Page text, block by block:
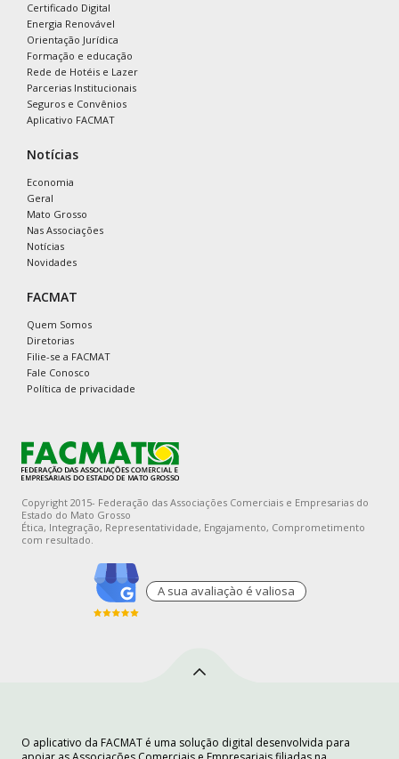
Certificado Digital
Energia Renovável
Orientação Jurídica
Formação e educação
Rede de Hotéis e Lazer
Parcerias Institucionais
Seguros e Convênios
Aplicativo FACMAT
Notícias
Economia
Geral
Mato Grosso
Nas Associações
Notícias
Novidades
FACMAT
Quem Somos
Diretorias
Filie-se a FACMAT
Fale Conosco
Política de privacidade
Copyright 2015- Federação das Associações Comerciais e Empresarias do
Estado do Mato Grosso
Ética, Integração, Representatividade, Engajamento, Comprometimento
com resultado.
A sua avaliaçào é valiosa
O aplicativo da FACMAT é uma solução digital desenvolvida para